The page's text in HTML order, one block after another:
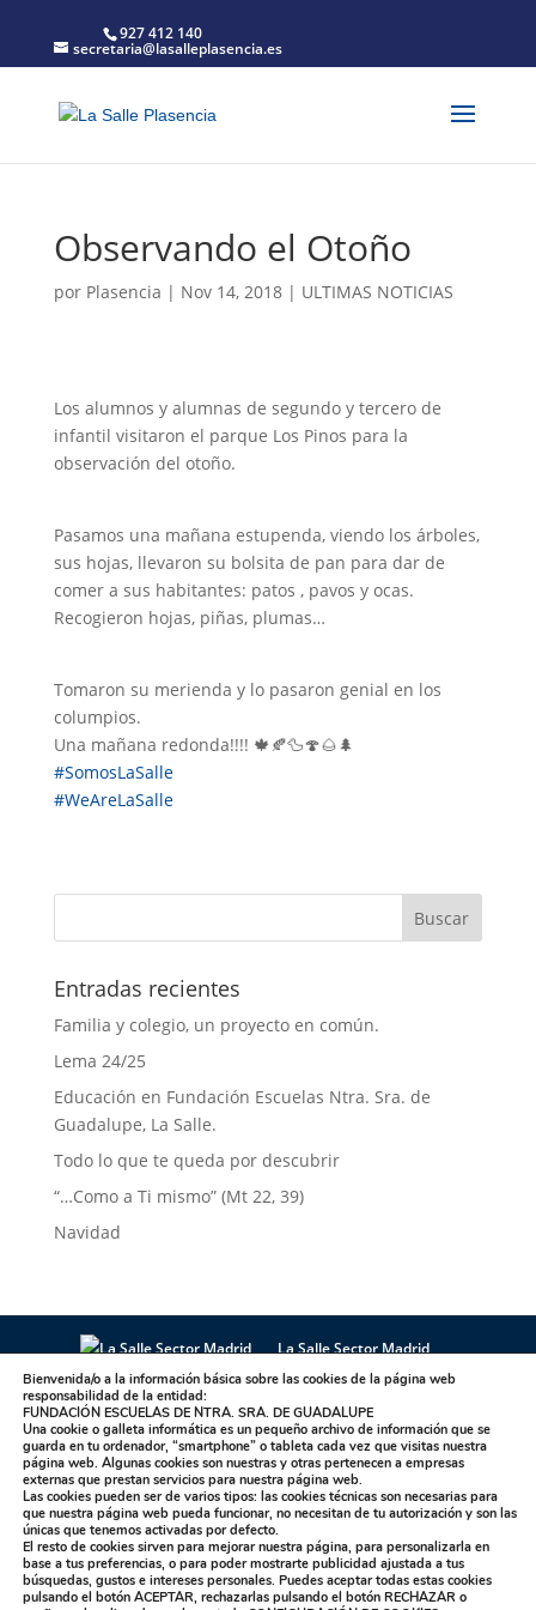
927 412 140
secretaria@lasalleplasencia.es
Observando el Otoño
por Plasencia | Nov 14, 2018| ULTIMAS NOTICIAS
Los alumnos y alumnas de segundo y tercero de
infantil visitaron el parque Los Pinos para la
observación del otoño.
Pasamos una mañana estupenda, viendo los árboles,
sus hojas, llevaron su bolsita de pan para dar de
comer a sus habitantes: patos , pavos y ocas.
Recogieron hojas, piñas, plumas…
Tomaron su merienda y lo pasaron genial en los
columpios.
Una mañana redonda!!!! 🍁🍂🦆🍄🌰🌲
#SomosLaSalle
#WeAreLaSalle
Entradas recientes
Familia y colegio, un proyecto en común.
Lema 24/25
Educación en Fundación Escuelas Ntra. Sra. de
Guadalupe, La Salle.
Todo lo que te queda por descubrir
“…Como a Ti mismo” (Mt 22, 39)
Navidad
La Salle Sector Madrid
La Salle Antúnez
La Salle Arucas
La Salle Centro Universitario
La Salle Corral
La Salle Griñón
La Salle Institución
La Salle La Laguna
La Salle La Paloma
La Salle Maravillas
La Salle Plasencia
La Salle Sagrado Corazón
La Salle San Ildefonso
La Salle San Rafael
La Salle Talavera
La Salle Valdemorillo
Bienvenida/o a la información básica sobre las cookies de la página web
responsabilidad de la entidad:
FUNDACIÓN ESCUELAS DE NTRA. SRA. DE GUADALUPE
Una cookie o galleta informática es un pequeño archivo de información que se
guarda en tu ordenador, “smartphone” o tableta cada vez que visitas nuestra
página web. Algunas cookies son nuestras y otras pertenecen a empresas
externas que prestan servicios para nuestra página web.
Las cookies pueden ser de varios tipos: las cookies técnicas son necesarias para
que nuestra página web pueda funcionar, no necesitan de tu autorización y son las
únicas que tenemos activadas por defecto.
El resto de cookies sirven para mejorar nuestra página, para personalizarla en
base a tus preferencias, o para poder mostrarte publicidad ajustada a tus
búsquedas, gustos e intereses personales. Puedes aceptar todas estas cookies
pulsando el botón ACEPTAR, rechazarlas pulsando el botón RECHAZAR o